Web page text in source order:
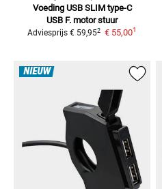
Voeding USB SLIM type-C
USB F. motor stuur
Adviesprijs € 59,952 € 55,001
NIEUW